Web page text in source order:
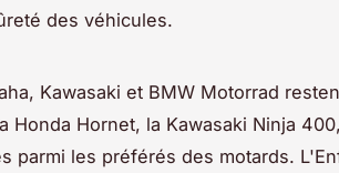
des véhicules.
Kawasaki et BMW Motorrad
Honda Hornet, la Kawasaki Ninja
parmi les préférés des motards.